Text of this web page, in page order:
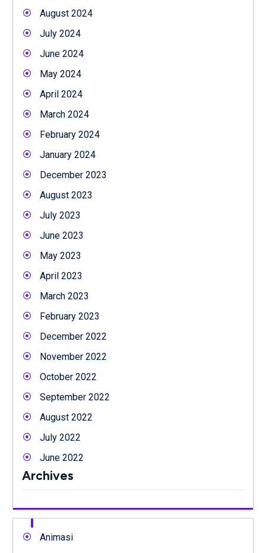
August 2024
July 2024
June 2024
May 2024
April 2024
March 2024
February 2024
January 2024
December 2023
August 2023
July 2023
June 2023
May 2023
April 2023
March 2023
February 2023
December 2022
November 2022
October 2022
September 2022
August 2022
July 2022
June 2022
Archives
Animasi